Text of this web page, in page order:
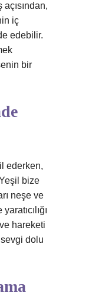
iç
edebilir.
bir
ederken,
bize
neşe ve
hareketi
sevgi dolu